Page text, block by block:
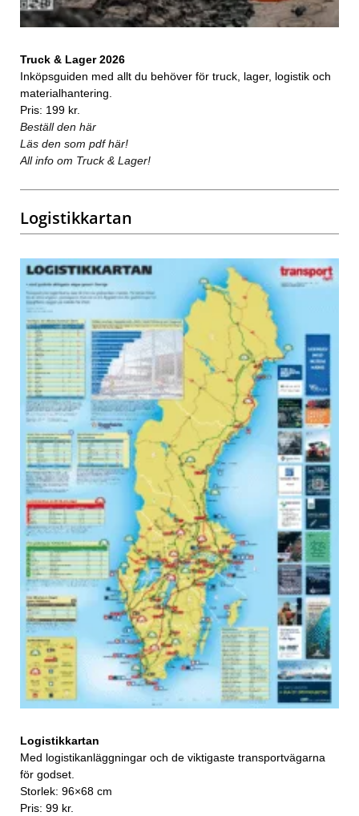
Truck & Lager 2026
Inköpsguiden med allt du behöver för truck, lager, logistik och
materialhantering.
Pris: 199 kr.
Beställ den här
Läs den som pdf här!
All info om Truck & Lager!
Logistikkartan
Logistikkartan
Med logistikanläggningar och de viktigaste transportvägarna
för godset.
Storlek: 96×68 cm
Pris: 99 kr.